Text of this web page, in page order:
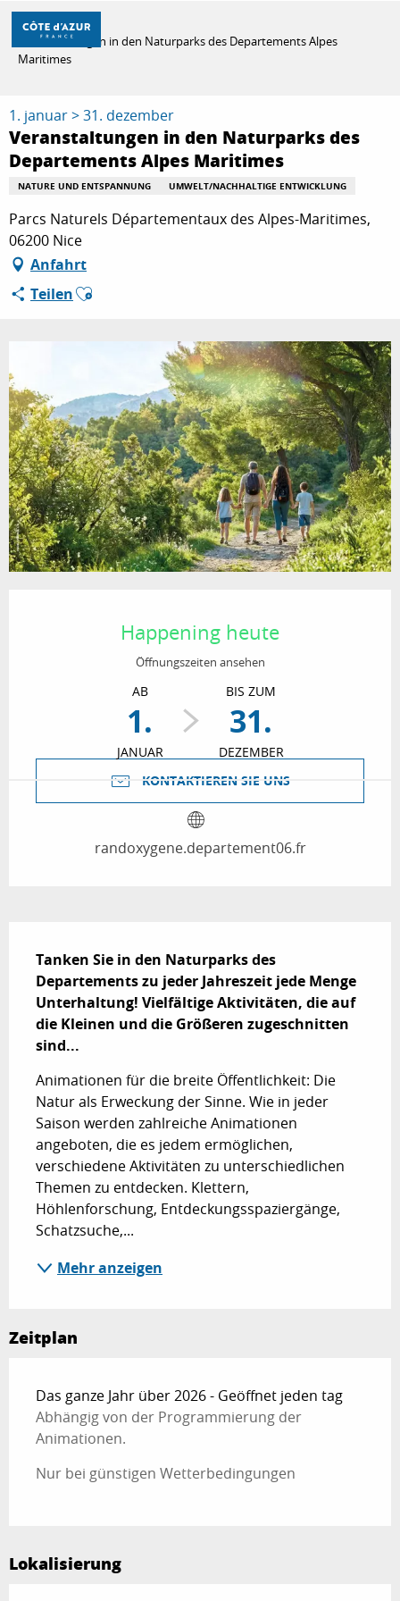
Aller
contenu
ZU TUN
AUFENTHALT
Startseite
Veranstaltungen in den Naturparks des Departements Alpes
Maritimes
1. januar > 31. dezember
Veranstaltungen in den Naturparks des
Departements Alpes Maritimes
NATURE UND ENTSPANNUNG UMWELT/NACHHALTIGE ENTWICKLUNG
Parcs Naturels Départementaux des Alpes-Maritimes,
06200 Nice
Anfahrt
TeilenAjouter aux favoris
Happening heute
Öffnungszeiten ansehen
AB
1.
JANUAR
BIS ZUM
31.
DEZEMBER
KONTAKTIEREN SIE UNS
randoxygene.departement06.fr
Tanken Sie in den Naturparks des
Departements zu jeder Jahreszeit jede Menge
Unterhaltung! Vielfältige Aktivitäten, die auf
die Kleinen und die Größeren zugeschnitten
sind...
Animationen für die breite Öffentlichkeit: Die
Natur als Erweckung der Sinne. Wie in jeder
Saison werden zahlreiche Animationen
angeboten, die es jedem ermöglichen,
verschiedene Aktivitäten zu unterschiedlichen
Themen zu entdecken. Klettern,
Höhlenforschung, Entdeckungsspaziergänge,
Schatzsuche,...
Mehr anzeigen
Zeitplan
Das ganze Jahr über 2026 - Geöffnet jeden tag
Abhängig von der Programmierung der
Animationen.
Nur bei günstigen Wetterbedingungen
Lokalisierung